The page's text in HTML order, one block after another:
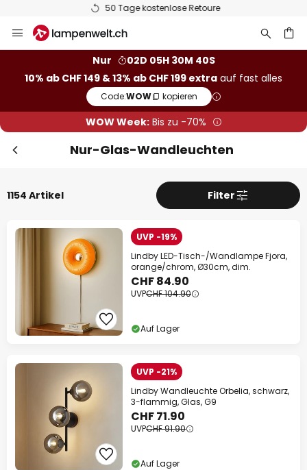
50 Tage kostenlose Retoure
Inhalt
Nur
02D 05H 30M 39S
10% ab CHF 149 & 13% ab CHF 199 extra auf fast alles
Code:WOW kopieren
WOW Week:Bis zu -70%
Nur-Glas-Wandleuchten
1154 Artikel Filter
UVP -19%
Lindby LED-Tisch-/Wandlampe Fjora,
orange/chrom, Ø30cm, dim.
CHF 84.90
UVPCHF 104.90
Auf Lager
UVP -21%
Lindby Wandleuchte Orbelia, schwarz,
3-flammig, Glas, G9
CHF 71.90
UVPCHF 91.90
Auf Lager
Extra Rabatt
10% Rabattab CHF 149
13% Rabattab CHF 199
auf fast alles*
Ihr Code: WOW kopieren
Jetzt einlösen
*Ausgenommene Hersteller